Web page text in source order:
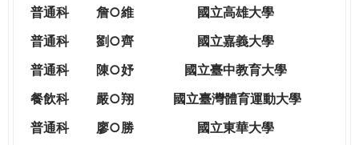
WAGOR
TODAY
WORLD
普通科
詹○維
國立高雄大學
普通科
劉○齊
國立嘉義大學
普通科
陳○妤
國立臺中教育大學
餐飲科
嚴○翔 國立臺灣體育運動大學
普通科
廖○勝
國立東華大學